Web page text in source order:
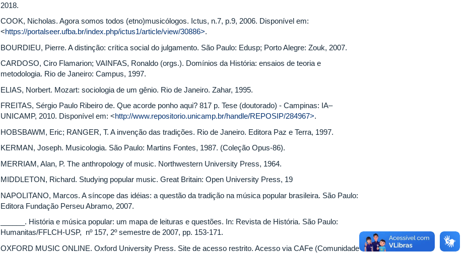
2018.
COOK, Nicholas. Agora somos todos (etno)musicólogos. Ictus, n.7, p.9, 2006. Disponível em:
<https://portalseer.ufba.br/index.php/ictus1/article/view/30886>.
BOURDIEU, Pierre. A distinção: crítica social do julgamento. São Paulo: Edusp; Porto Alegre: Zouk, 2007.
CARDOSO, Ciro Flamarion; VAINFAS, Ronaldo (orgs.). Domínios da História: ensaios de teoria e
metodologia. Rio de Janeiro: Campus, 1997.
ELIAS, Norbert. Mozart: sociologia de um gênio. Rio de Janeiro. Zahar, 1995.
FREITAS, Sérgio Paulo Ribeiro de. Que acorde ponho aqui? 817 p. Tese (doutorado) - Campinas: IA–
UNICAMP, 2010. Disponível em: <http://www.repositorio.unicamp.br/handle/REPOSIP/284967>.
HOBSBAWM, Eric; RANGER, T. A invenção das tradições. Rio de Janeiro. Editora Paz e Terra, 1997.
KERMAN, Joseph. Musicologia. São Paulo: Martins Fontes, 1987. (Coleção Opus-86).
MERRIAM, Alan, P. The anthropology of music. Northwestern University Press, 1964.
MIDDLETON, Richard. Studying popular music. Great Britain: Open University Press, 19
NAPOLITANO, Marcos. A síncope das idéias: a questão da tradição na música popular brasileira. São Paulo:
Editora Fundação Perseu Abramo, 2007.
______. História e música popular: um mapa de leituras e questões. In: Revista de História. São Paulo:
Humanitas/FFLCH-USP, nº 157, 2º semestre de 2007, pp. 153-171.
OXFORD MUSIC ONLINE. Oxford University Press. Site de acesso restrito. Acesso via CAFe (Comunidade